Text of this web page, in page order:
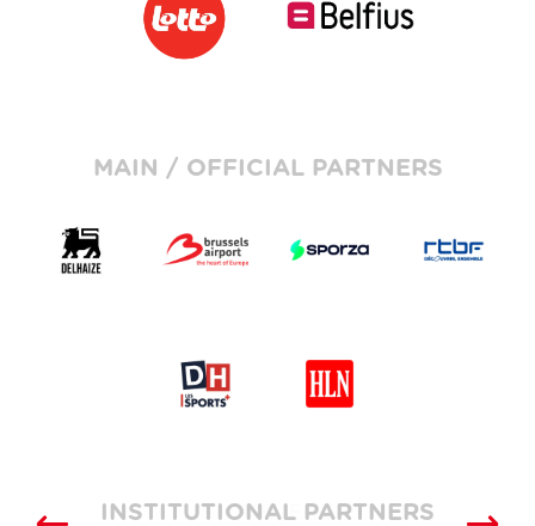
MAIN / OFFICIAL PARTNERS
INSTITUTIONAL PARTNERS